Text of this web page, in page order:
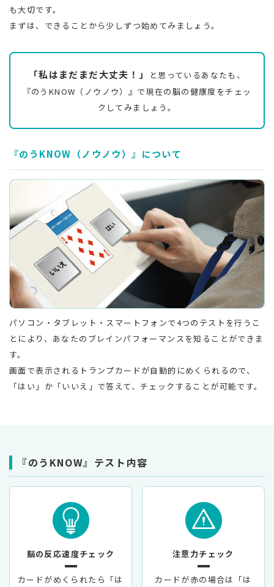
も大切です。
まずは、できることから少しずつ始めてみましょう。
「私はまだまだ大丈夫！」
と思っているあなたも、
『のうKNOW（ノウノウ）』で現在の脳の健康度をチェッ
クしてみましょう。
『のうKNOW（ノウノウ）』について
パソコン・タブレット・スマートフォンで4つのテストを行うこ
とにより、あなたのブレインパフォーマンスを知ることができま
す。
画面で表示されるトランプカードが自動的にめくられるので、
「はい」か「いいえ」で答えて、チェックすることが可能です。
『のうKNOW』テスト内容
脳の反応速度チェック
カードがめくられたら「は
注意力チェック
カードが赤の場合は「は